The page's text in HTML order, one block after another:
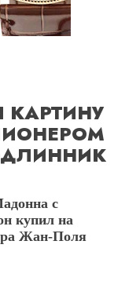
с
купил на
Жан-Поля